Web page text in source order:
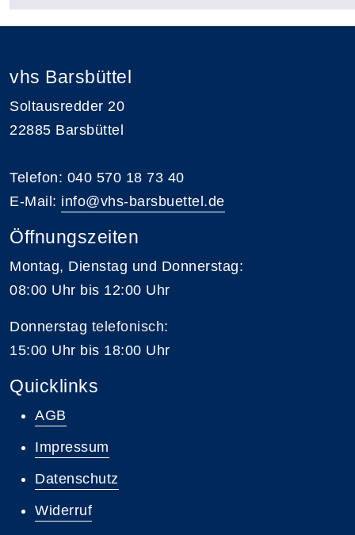
vhs Barsbüttel
Soltausredder 20
22885 Barsbüttel
Telefon: 040 570 18 73 40
E-Mail: info@vhs-barsbuettel.de
Öffnungszeiten
Montag, Dienstag und Donnerstag:
08:00 Uhr bis 12:00 Uhr
Donnerstag telefonisch:
15:00 Uhr bis 18:00 Uhr
Quicklinks
AGB
Impressum
Datenschutz
Widerruf